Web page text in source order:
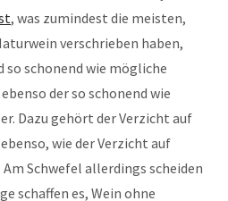
, was zumindest die meisten,
verschrieben haben,
so schonend wie mögliche
der so schonend wie
Dazu gehört der Verzicht auf
wie der Verzicht auf
Schwefel allerdings scheiden
schaffen es, Wein ohne